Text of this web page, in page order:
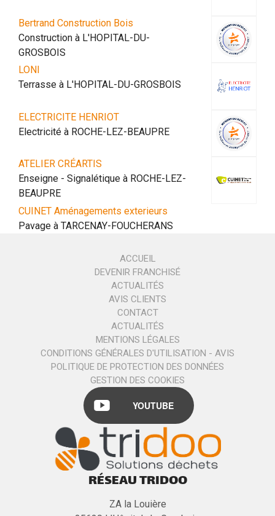
Bertrand Construction Bois
Construction à L'HOPITAL-DU-
GROSBOIS
LONI
Terrasse à L'HOPITAL-DU-GROSBOIS
ELECTRICITE HENRIOT
Electricité à ROCHE-LEZ-BEAUPRE
ATELIER CRÉARTIS
Enseigne - Signalétique à ROCHE-LEZ-
BEAUPRE
CUINET Aménagements exterieurs
Pavage à TARCENAY-FOUCHERANS
ACCUEIL
DEVENIR FRANCHISÉ
ACTUALITÉS
AVIS CLIENTS
CONTACT
ACTUALITÉS
MENTIONS LÉGALES
CONDITIONS GÉNÉRALES D'UTILISATION - AVIS
POLITIQUE DE PROTECTION DES DONNÉES
GESTION DES COOKIES
YOUTUBE
RÉSEAU TRIDOO
ZA la Louière